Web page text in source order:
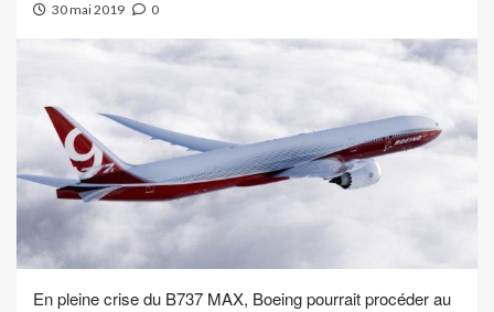
30 mai 2019 0
En pleine crise du B737 MAX, Boeing pourrait procéder au